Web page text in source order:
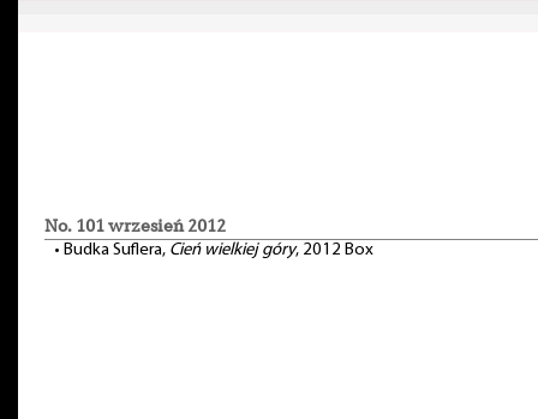
No. 101 wrzesień 2012
• Budka Suflera, Cień wielkiej góry, 2012 Box